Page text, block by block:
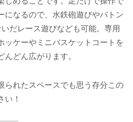
になるので、水鉄砲遊びやバトン
だレース遊びなども可能。専用
ッケーやミニバスケットコートを
どん広がります。
られたスペースでも思う存分この
い！